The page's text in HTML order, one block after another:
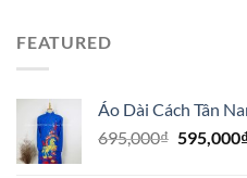
FEATURED
Áo Dài Cách Tân
695,000₫ Giá
595,000